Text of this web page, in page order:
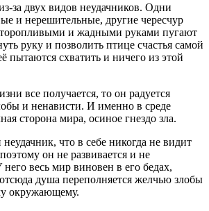
за двух видов неудачников. Одни
и нерешительные, другие чересчур
и жадными руками пугают
руку и позволить птице счастья самой
пытаются схватить и ничего из этой
все получается, то он радуется
и ненависти. И именно в среде
сторона мира, осиное гнездо зла.
что в себе никогда не видит
он не развивается и не
него весь мир виновен в его бедах,
душа переполняется желчью злобы
окружающему.